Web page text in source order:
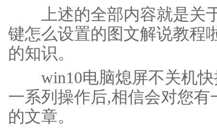
2、接着我们输入此代码
然后点击下一步。
3、给它换一个合适的名
4、然后在桌面找到该文